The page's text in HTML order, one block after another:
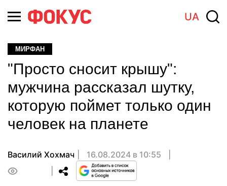
UA
МИРФАН
"Просто сносит крышу":
мужчина рассказал шутку,
которую поймет только один
человек на планете
Василий Хохмач
16.08.2024 в 10:55